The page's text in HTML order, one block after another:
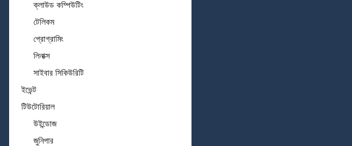
ক্লাউড কম্পিউটিং
টেলিকম
প্রোগ্রামিং
লিনাক্স
সাইবার সিকিউরিটি
ইভেন্ট
টিউটোরিয়াল
উইন্ডোজ
জুনিপার